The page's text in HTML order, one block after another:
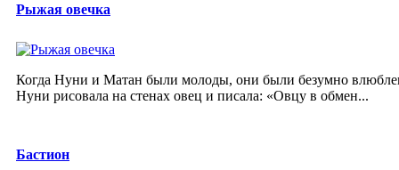
Рыжая овечка
Когда Нуни и Матан были молоды, они были безумно
Нуни рисовала на стенах овец и писала: «Овцу в обмен...
Бастион